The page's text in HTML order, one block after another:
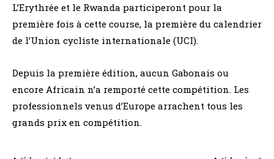
L’Erythrée et le Rwanda participeront pour la
première fois à cette course, la première du calendrier
de l’Union cycliste internationale (UCI).
Depuis la première édition, aucun Gabonais ou
encore Africain n’a remporté cette compétition. Les
professionnels venus d’Europe arrachent tous les
grands prix en compétition.